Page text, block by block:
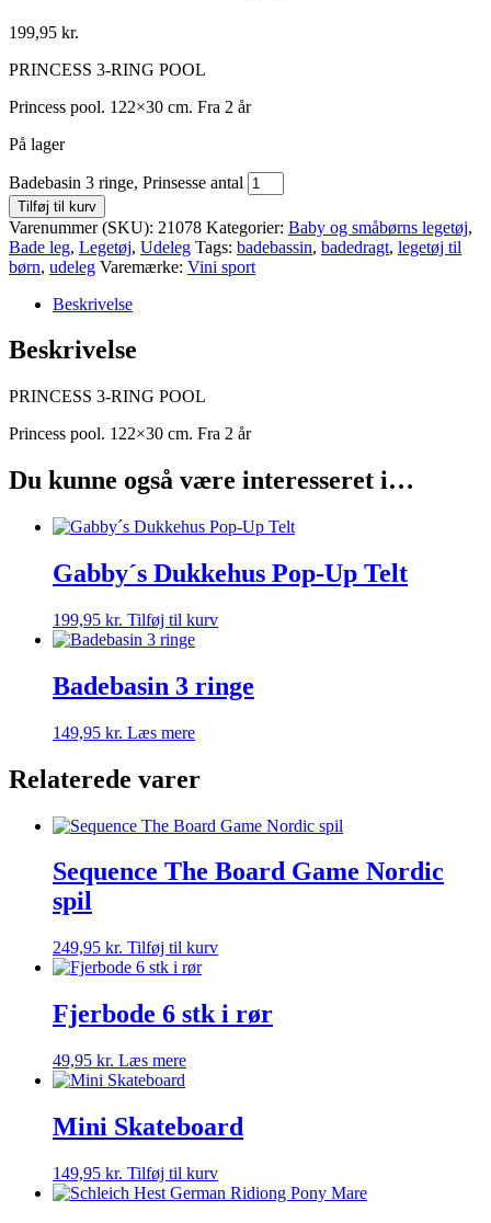
199,95 kr.
PRINCESS 3-RING POOL
Princess pool. 122×30 cm. Fra 2 år
På lager
Badebasin 3 ringe, Prinsesse antal
Tilføj til kurv
Varenummer (SKU): 21078 Kategorier: Baby og småbørns legetøj,
Bade leg, Legetøj, Udeleg Tags: badebassin, badedragt, legetøj til
børn, udeleg Varemærke: Vini sport
Beskrivelse
Beskrivelse
PRINCESS 3-RING POOL
Princess pool. 122×30 cm. Fra 2 år
Du kunne også være interesseret i…
Gabby´s Dukkehus Pop-Up Telt
199,95 kr. Tilføj til kurv
Badebasin 3 ringe
149,95 kr. Læs mere
Relaterede varer
Sequence The Board Game Nordic
spil
249,95 kr. Tilføj til kurv
Fjerbode 6 stk i rør
49,95 kr. Læs mere
Mini Skateboard
149,95 kr. Tilføj til kurv